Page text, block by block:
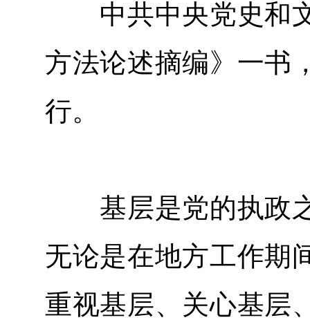
中共中央党史和文
方法论述摘编》一书
行。
基层是党的执政之
无论是在地方工作期
重视基层、关心基层